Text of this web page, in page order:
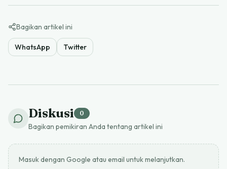
Bagikan artikel ini
WhatsApp Twitter
Diskusi 0
Bagikan pemikiran Anda tentang artikel ini
Masuk dengan Google atau email untuk melanjutkan.